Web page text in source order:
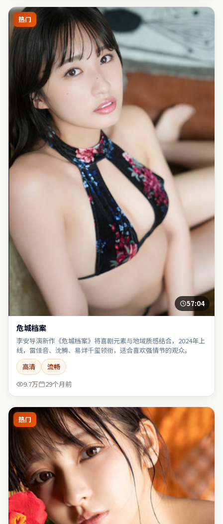
热门
57:04
危城档案
李安导演新作《危城档案》将喜剧元素与地域质感结合，2024年上
线，雷佳音、沈腾、易烊千玺领衔，适合喜欢强情节的观众。
高清
流畅
9.7万
29个月前
热门